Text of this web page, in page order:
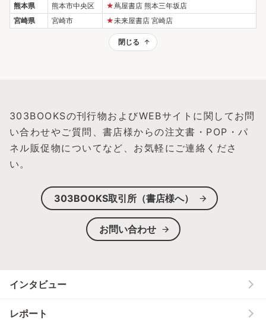
熊本県
熊本市中央区 ★蔦屋書店 熊本三年坂店
宮崎県
宮崎市 ★未来屋書店 宮崎店
閉じる
303BOOKSの刊行物およびWEBサイトに関してお問
い合わせやご質問、 書店様からの注文書・POP・パ
ネル販促物についてなど、お気軽にご連絡くださ
い。
303BOOKS取引所（書店様へ）
お問い合わせ
インタビュー
レポート